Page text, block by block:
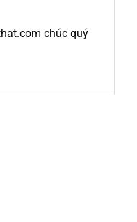
chúc quý